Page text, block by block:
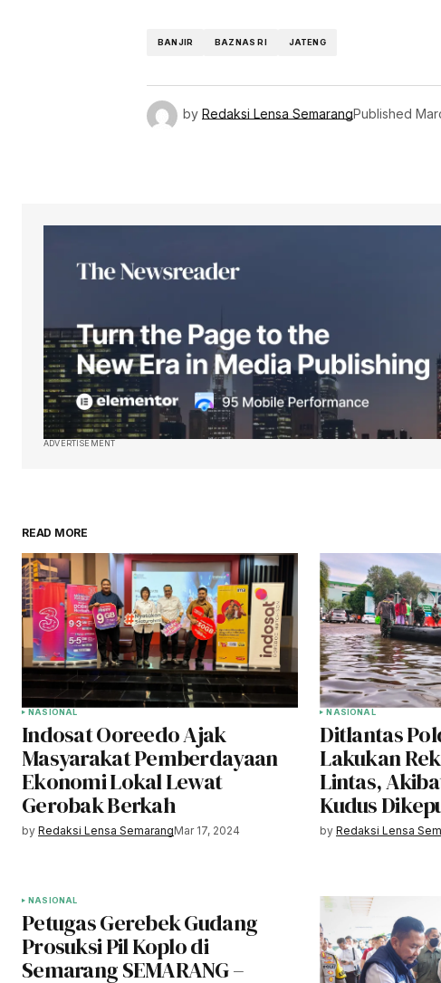
BANJIR BAZNAS RI JATENG
by Redaksi Lensa SemarangPublished
ADVERTISEMENT
READ MORE
NASIONAL
Indosat Ooreedo Ajak
Masyarakat Pemberdayaan
Ekonomi Lokal Lewat
Gerobak Berkah
by Redaksi Lensa SemarangMar 17, 2024
NASIONAL
Ditlantas
Lakukan
Lintas,
Kudus
by Redaksi Lensa
NASIONAL
Petugas Gerebek Gudang
Prosuksi Pil Koplo di
Semarang SEMARANG –